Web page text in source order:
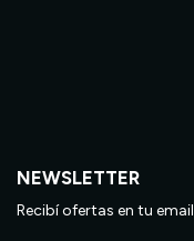
NEWSLETTER
Recibí ofertas en tu email